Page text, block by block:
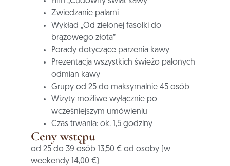
Zwiedzanie palarni
Wykład „Od zielonej fasolki do
brązowego złota”
Porady dotyczące parzenia kawy
Prezentacja wszystkich świeżo palonych
odmian kawy
Grupy od 25 do maksymalnie 45 osób
Wizyty możliwe wyłącznie po
wcześniejszym umówieniu
Czas trwania: ok. 1,5 godziny
Ceny wstępu
od 25 do 39 osób 13,50 € od osoby (w
weekendy 14,00 €)